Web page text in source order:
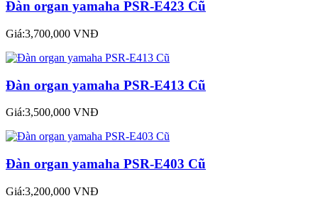
Đàn organ yamaha PSR-E423 Cũ
Giá:3,700,000 VNĐ
Đàn organ yamaha PSR-E413 Cũ
Giá:3,500,000 VNĐ
Đàn organ yamaha PSR-E403 Cũ
Giá:3,200,000 VNĐ